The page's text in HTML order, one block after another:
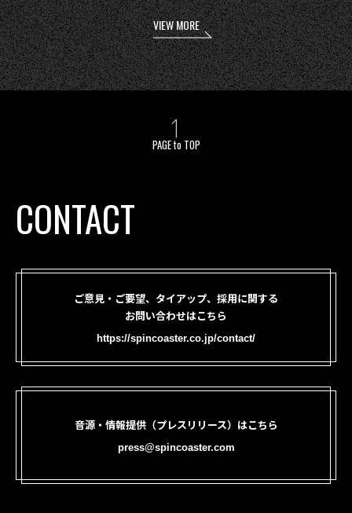
VIEW MORE
PAGE to TOP
CONTACT
ご意見・ご要望、タイアップ、採用に関する
お問い合わせはこちら
https://spincoaster.co.jp/contact/
音源・情報提供（プレスリリース）はこちら
press@spincoaster.com